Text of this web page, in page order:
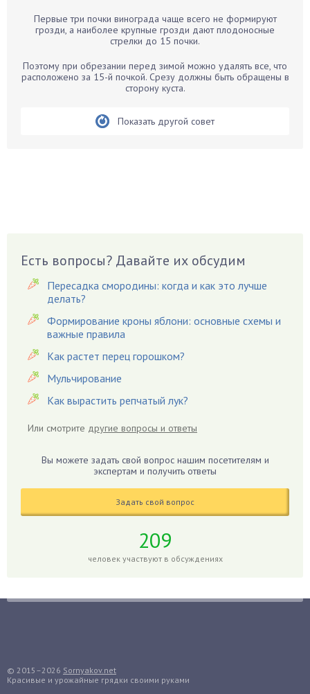
Бархатцы
Белые грибы
Бирючина
Вишня
Вредители
Гардения
Гацания
Гвоздики
Георгины
Герань
Гиацинт
Гиппеаструм
Годжи
Голубика
Гуава
Гузмания
Первые три почки винограда чаще всего не формируют
грозди, а наиболее крупные грозди дают плодоносные
стрелки до 15 почки.
Поэтому при обрезании перед зимой можно удалять все, что
расположено за 15-й почкой. Срезу должны быть обращены в
сторону куста.
Показать другой совет
Есть вопросы? Давайте их обсудим
Пересадка смородины: когда и как это лучше
делать?
Формирование кроны яблони: основные схемы и
важные правила
Как растет перец горошком?
Мульчирование
Как вырастить репчатый лук?
Или смотрите другие вопросы и ответы
Вы можете задать свой вопрос нашим посетителям и
экспертам и получить ответы
Задать свой вопрос
209
человек участвуют в обсуждениях
© 2015–2026 Sornyakov.net
Красивые и урожайные грядки своими руками